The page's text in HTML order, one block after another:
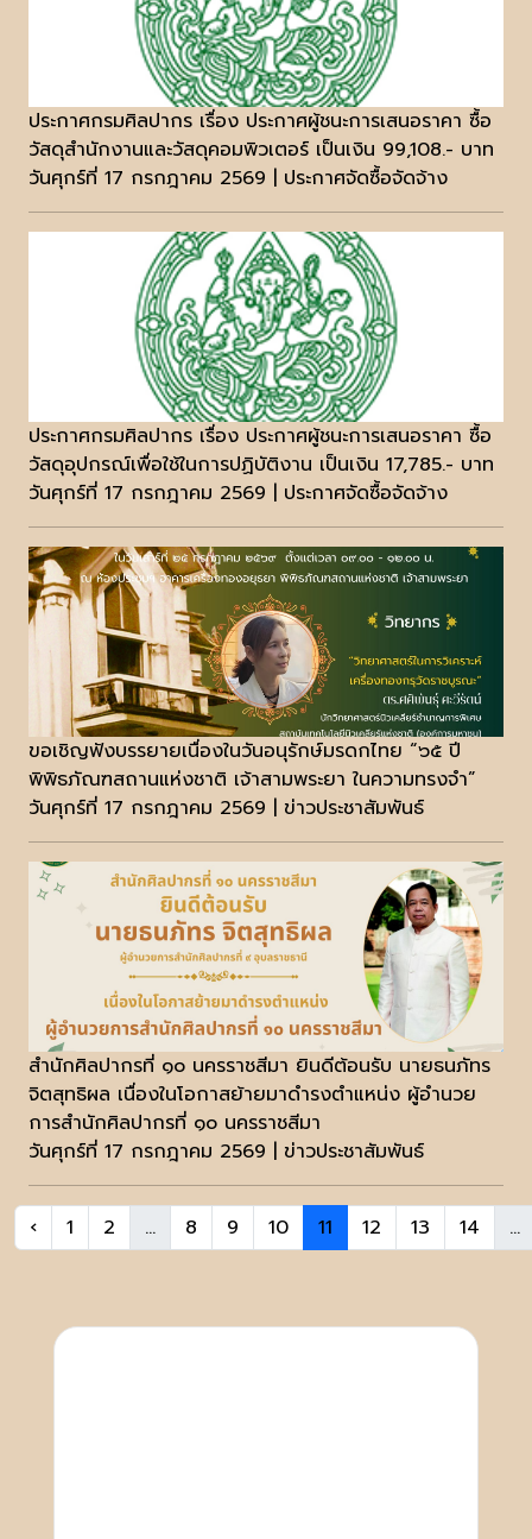
ประกาศกรมศิลปากร เรื่อง ประกาศผู้ชนะการเสนอราคา ซื้อ
วัสดุสำนักงานและวัสดุคอมพิวเตอร์ เป็นเงิน 99,108.- บาท
วันศุกร์ที่ 17 กรกฎาคม 2569 | ประกาศจัดซื้อจัดจ้าง
ประกาศกรมศิลปากร เรื่อง ประกาศผู้ชนะการเสนอราคา ซื้อ
วัสดุอุปกรณ์เพื่อใช้ในการปฏิบัติงาน เป็นเงิน 17,785.- บาท
วันศุกร์ที่ 17 กรกฎาคม 2569 | ประกาศจัดซื้อจัดจ้าง
ขอเชิญฟังบรรยายเนื่องในวันอนุรักษ์มรดกไทย “๖๕ ปี
พิพิธภัณฑสถานแห่งชาติ เจ้าสามพระยา ในความทรงจำ”
วันศุกร์ที่ 17 กรกฎาคม 2569 | ข่าวประชาสัมพันธ์
สำนักศิลปากรที่ ๑๐ นครราชสีมา ยินดีต้อนรับ นายธนภัทร
จิตสุทธิผล เนื่องในโอกาสย้ายมาดำรงตำแหน่ง ผู้อำนวย
การสำนักศิลปากรที่ ๑๐ นครราชสีมา
วันศุกร์ที่ 17 กรกฎาคม 2569 | ข่าวประชาสัมพันธ์
‹ 1 2 ... 8 9 10 11 12 13 14 ...